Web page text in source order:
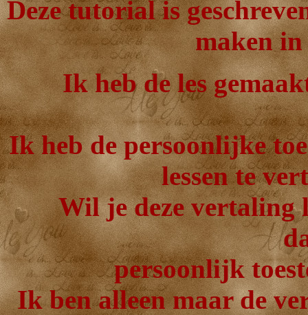
Deze tutorial is
maken in
Ik heb de les
Ik heb de persoonlijke
lessen te
Wil je deze vertaling
persoonlijk
Ik ben alleen maar de